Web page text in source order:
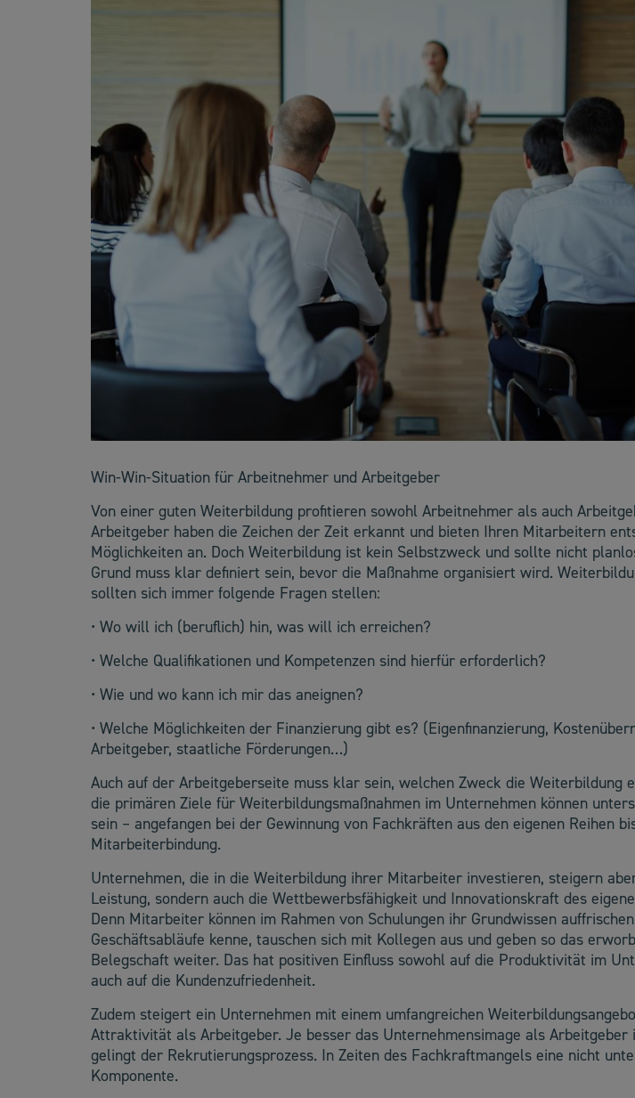
Win-Win-Situation für Arbeitnehmer und Arbeitgeber
Von einer guten Weiterbildung profitieren sowohl Arbeitnehmer als auch
Arbeitgeber haben die Zeichen der Zeit erkannt und bieten Ihren Mitarbeitern
Möglichkeiten an. Doch Weiterbildung ist kein Selbstzweck und sollte nicht
Grund muss klar definiert sein, bevor die Maßnahme organisiert wird.
sollten sich immer folgende Fragen stellen:
• Wo will ich (beruflich) hin, was will ich erreichen?
• Welche Qualifikationen und Kompetenzen sind hierfür erforderlich?
• Wie und wo kann ich mir das aneignen?
• Welche Möglichkeiten der Finanzierung gibt es? (Eigenfinanzierung,
Arbeitgeber, staatliche Förderungen…)
Auch auf der Arbeitgeberseite muss klar sein, welchen Zweck die Weiterbildung
die primären Ziele für Weiterbildungsmaßnahmen im Unternehmen können
sein – angefangen bei der Gewinnung von Fachkräften aus den eigenen Reihen
Mitarbeiterbindung.
Unternehmen, die in die Weiterbildung ihrer Mitarbeiter investieren, steigern
Leistung, sondern auch die Wettbewerbsfähigkeit und Innovationskraft des
Denn Mitarbeiter können im Rahmen von Schulungen ihr Grundwissen
Geschäftsabläufe kenne, tauschen sich mit Kollegen aus und geben so das
Belegschaft weiter. Das hat positiven Einfluss sowohl auf die Produktivität im
auch auf die Kundenzufriedenheit.
Zudem steigert ein Unternehmen mit einem umfangreichen
Attraktivität als Arbeitgeber. Je besser das Unternehmensimage als
gelingt der Rekrutierungsprozess. In Zeiten des Fachkraftmangels eine nicht
Komponente.